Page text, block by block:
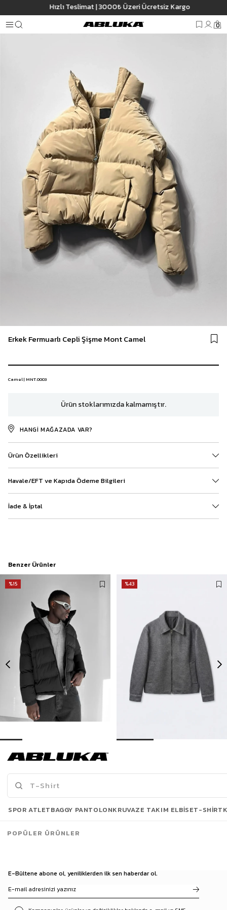
Hızlı Teslimat | 3000₺ Üzeri Ücretsiz Kargo
0
Erkek Dış Giyim Mont Erkek Fermuarlı Cepli Şişme Mont Camel
Erkek Fermuarlı Cepli Şişme Mont Camel
Camel | MNT.0003
Ürün stoklarımızda kalmamıştır.
HANGI MAĞAZADA VAR?
Ürün Özellikleri
Havale/EFT ve Kapıda Ödeme Bilgileri
İade & İptal
Benzer Ürünler
%15
1.572,42 TL
1.849,90 TL
%43
Son Bakılanlar
E-Bültene abone ol, yeniliklerden ilk sen haberdar ol.
SPOR ATLETBAGGY PANTOLONKRUVAZE TAKIM ELBISET-SHIRT
POPÜLER ÜRÜNLER